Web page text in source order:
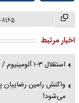
اخبار مرتبط
استقلال ۳-۱ آلومینیوم / بازگشت آبی پوشان به صدر جدول
واکنش رامین
می‌شود!